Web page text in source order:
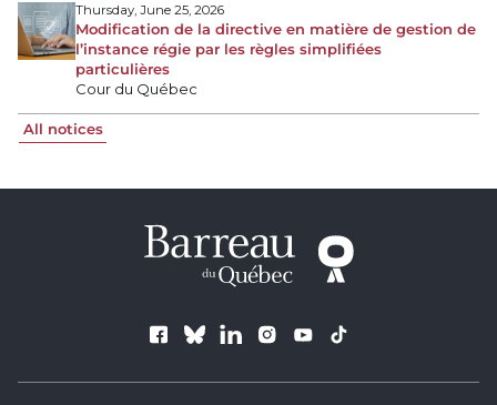
Thursday, June 25, 2026
Modification de la directive en matière de gestion de
l’instance régie par les règles simplifiées
particulières
Cour du Québec
All notices
Follow us